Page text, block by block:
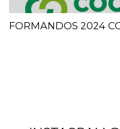
FORMANDOS 2024